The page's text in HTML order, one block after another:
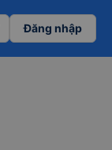
Đăng nhập